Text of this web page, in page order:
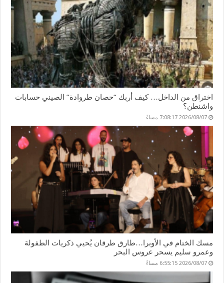
اختراق من الداخل… كيف أربك “حصان طروادة” الصيني حسابات
واشنطن؟
2026/08/07 7:08:17 مساءً
مسك الختام في الأوبرا…طارق طرقان يُحيي ذكريات الطفولة
وعمرو سليم يسحر عروس البحر
2026/08/07 6:55:15 مساءً